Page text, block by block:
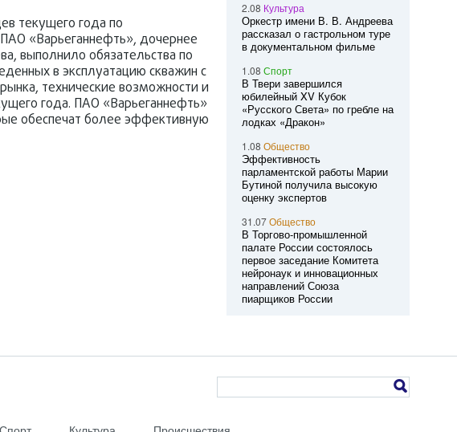
текущего года по
«Варьеганнефть», дочернее
выполнило обязательства по
в эксплуатацию скважин с
технические возможности и
года. ПАО «Варьеганнефть»
обеспечат более эффективную
2.08 Культура
Оркестр имени В. В. Андреева
рассказал о гастрольном туре
в документальном фильме
1.08 Спорт
В Твери завершился
юбилейный XV Кубок
«Русского Света» по гребле на
лодках «Дракон»
1.08 Общество
Эффективность
парламентской работы Марии
Бутиной получила высокую
оценку экспертов
31.07Общество
В Торгово-промышленной
палате России состоялось
первое заседание Комитета
нейронаук и инновационных
направлений Союза
пиарщиков России